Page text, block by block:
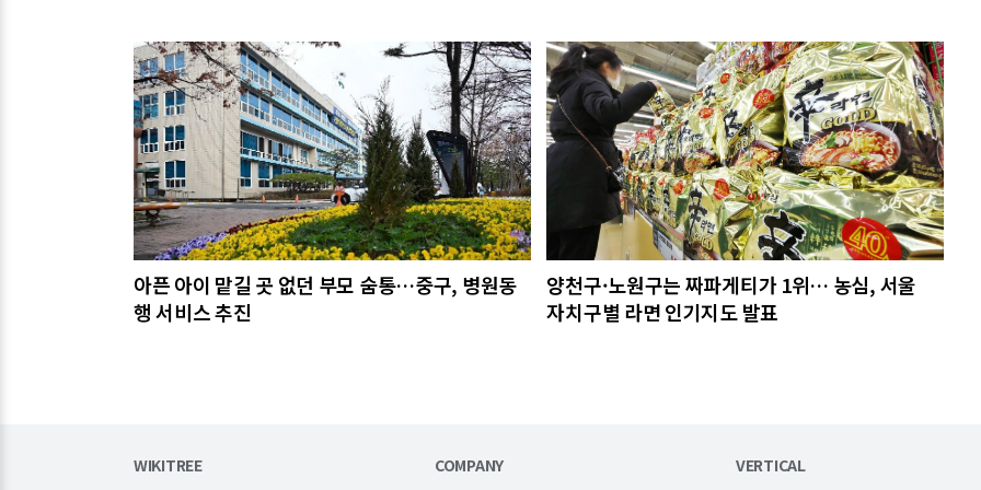
관련기사
아픈 아이 맡길 곳 없던 부모 숨통…중구, 병원동
행 서비스 추진
양천구·노원구는 짜파게티가 1위… 농심, 서울
자치구별 라면 인기지도 발표
WIKITREE COMPANY VERTICAL